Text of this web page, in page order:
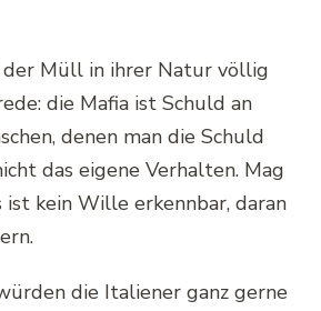
Müll in ihrer Natur völlig
die Mafia ist Schuld an
denen man die Schuld
das eigene Verhalten. Mag
ist kein Wille erkennbar, daran
die Italiener ganz gerne